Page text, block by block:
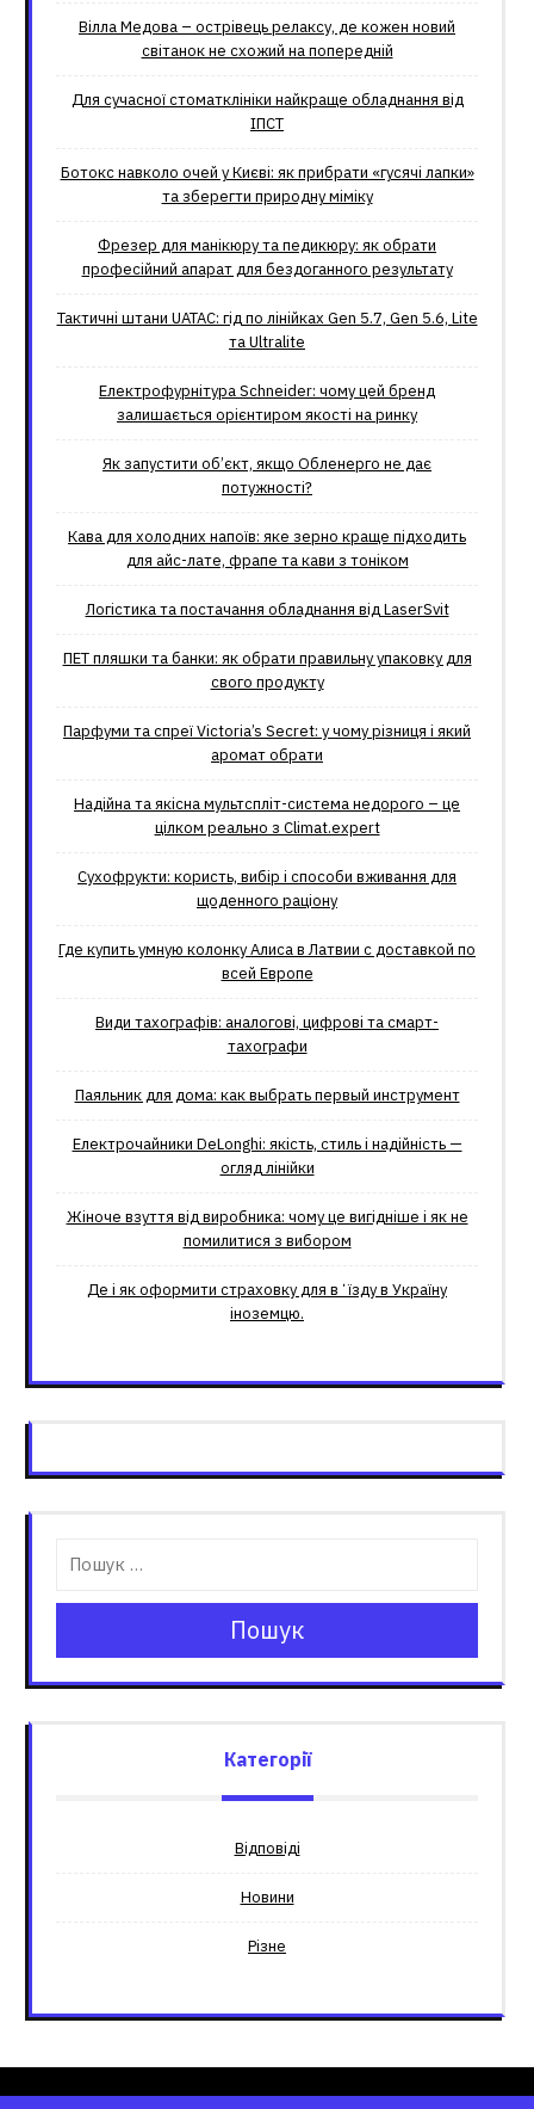
Вілла Медова – острівець релаксу, де кожен новий
світанок не схожий на попередній
Для сучасної стоматклініки найкраще обладнання від
ІПСТ
Ботокс навколо очей у Києві: як прибрати «гусячі лапки»
та зберегти природну міміку
Фрезер для манікюру та педикюру: як обрати
професійний апарат для бездоганного результату
Тактичні штани UATAC: гід по лінійках Gen 5.7, Gen 5.6, Lite
та Ultralite
Електрофурнітура Schneider: чому цей бренд
залишається орієнтиром якості на ринку
Як запустити об’єкт, якщо Обленерго не дає
потужності?
Кава для холодних напоїв: яке зерно краще підходить
для айс-лате, фрапе та кави з тоніком
Логістика та постачання обладнання від LaserSvit
ПЕТ пляшки та банки: як обрати правильну упаковку для
свого продукту
Парфуми та спреї Victoria’s Secret: у чому різниця і який
аромат обрати
Надійна та якісна мультспліт-система недорого – це
цілком реально з Climat.еxpert
Сухофрукти: користь, вибір і способи вживання для
щоденного раціону
Где купить умную колонку Алиса в Латвии с доставкой по
всей Европе
Види тахографів: аналогові, цифрові та смарт-
тахографи
Паяльник для дома: как выбрать первый инструмент
Електрочайники DeLonghi: якість, стиль і надійність —
огляд лінійки
Жіноче взуття від виробника: чому це вигідніше і як не
помилитися з вибором
Де і як оформити страховку для вʼїзду в Україну
іноземцю.
Пошук
Категорії
Відповіді
Новини
Різне